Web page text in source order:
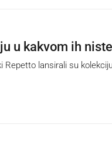
u kakvom ih
lansirali su